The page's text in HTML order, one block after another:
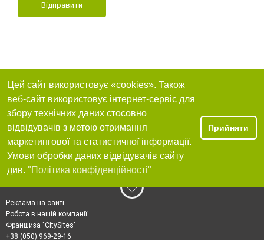
Відправити
Цей сайт використовує «cookies». Також
веб-сайт використовує інтернет-сервіс для
збору технічних даних стосовно
відвідувачів з метою отримання
маркетингової та статистичної інформації.
Умови обробки даних відвідувачів сайту
див. "Політика конфіденційності"
Прийняти
Реклама на сайті
Робота в нашій компанії
Франшиза "CitySites"
+38 (050) 969-29-16